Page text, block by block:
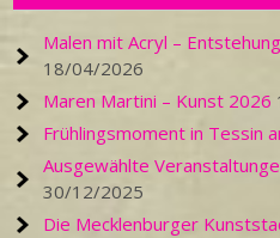
Malen mit Acryl –
18/04/2026
Maren Martini – Kunst 2026
Frühlingsmoment in Tessin
Ausgewählte
30/12/2025
Die Mecklenburger